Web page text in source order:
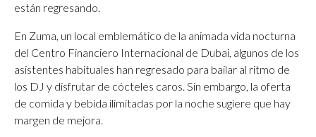
están regresando.
En Zuma, un local emblemático de la animada vida nocturna
del Centro Financiero Internacional de Dubai, algunos de los
asistentes habituales han regresado para bailar al ritmo de
los DJ y disfrutar de cócteles caros. Sin embargo, la oferta
de comida y bebida ilimitadas por la noche sugiere que hay
margen de mejora.